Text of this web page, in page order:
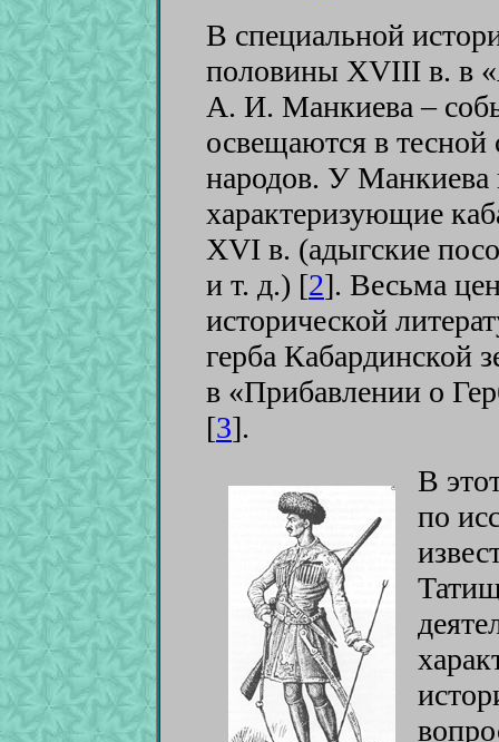
В специальной
половины XVIII в. в
А. И. Манкиева –
освещаются в тесной
народов. У Манкиева
характеризующие
XVI в. (адыгские
и т. д.) [2]. Весьма
исторической
герба Кабардинской
в «Прибавлении о
[3].
В
по